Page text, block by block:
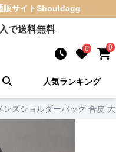
販サイトShouldagg
で送料無料
0 0
人気ランキング
ンズショルダーバッグ 合皮